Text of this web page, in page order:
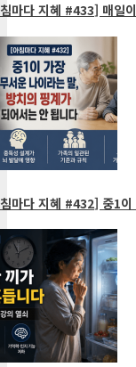
마다 지혜 #433] 매일이
마다 지혜 #432] 중1이